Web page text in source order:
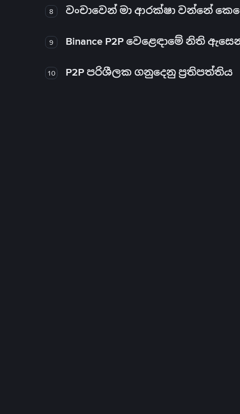
8 වංචාවෙන් මා ආරක්ෂා වන්නේ කෙසේ
9 Binance P2P වෙළෙඳාමේ නිති
10 P2P පරිශීලක ගනුදෙනු ප්‍රතිපත්තිය